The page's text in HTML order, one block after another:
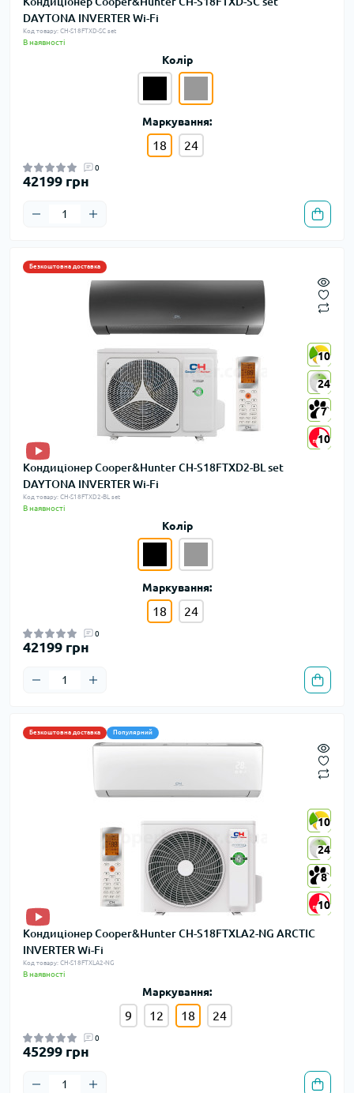
DAYTONA INVERTER Wi-Fi
Код товару: CH-S18FTXD-SC set
В наявності
Колір
Маркування:
18 24
0
42199 грн
Безкоштовна доставка
10
24
7
10
10
24
7
10
Кондиціонер Cooper&Hunter CH-S18FTXD2-BL set
DAYTONA INVERTER Wi-Fi
Код товару: CH-S18FTXD2-BL set
В наявності
Колір
Маркування:
18 24
0
42199 грн
Безкоштовна доставка Популярний
10
24
8
10
10
24
8
10
Кондиціонер Cooper&Hunter CH-S18FTXLA2-NG ARCTIC
INVERTER Wi-Fi
Код товару: CH-S18FTXLA2-NG
В наявності
Маркування:
9 12 18 24
0
45299 грн